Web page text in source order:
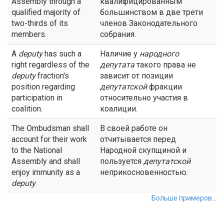
qualified majority of
two-thirds of its
members.
большинством в две трети
членов Законодательного
собрания.
A deputyhas such a
right regardless of the
deputyfraction's
position regarding
participation in
coalition.
Наличие у народного
депутата такого права не
зависит от позиции
депутатскойфракции
относительно участия в
коалиции.
The Ombudsman shall
account for their work
to the National
Assembly and shall
enjoy immunity as a
deputy.
В своей работе он
отчитывается перед
Народной скупщиной и
пользуется депутатской
неприкосновенностью.
Больше примеров...